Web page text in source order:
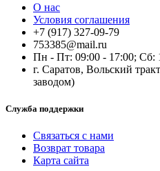
О нас
Условия соглашения
+7 (917) 327-09-79
753385@mail.ru
Пн - Пт: 09:00 - 17:00; Сб:
г. Саратов, Вольский
заводом)
Служба поддержки
Связаться с нами
Возврат товара
Карта сайта